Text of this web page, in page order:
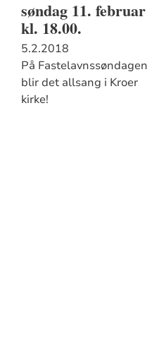
søndag 11. februar
kl. 18.00.
5.2.2018
På Fastelavnssøndagen
blir det allsang i Kroer
kirke!